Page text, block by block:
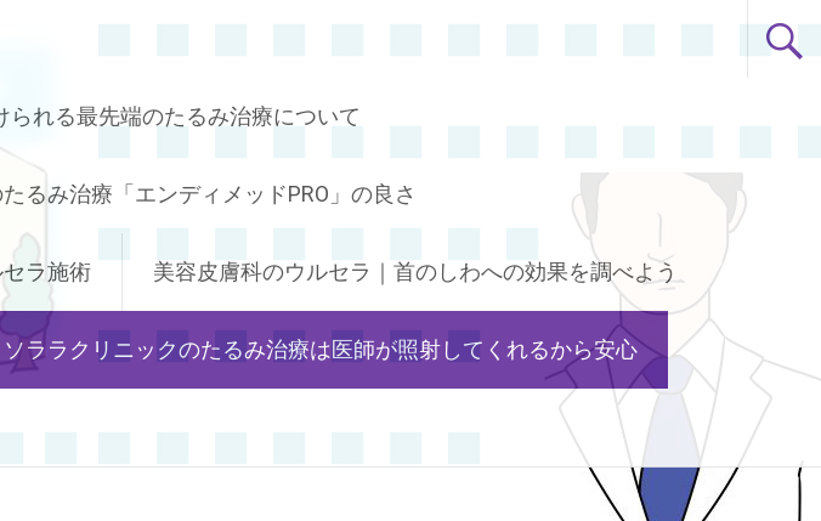
られる最先端のたるみ治療について
るみ治療「エンディメッドPRO」の良さ
ラ施術 美容皮膚科のウルセラ｜首のしわへの効果を調べよう
ララクリニックのたるみ治療は医師が照射してくれるから安心